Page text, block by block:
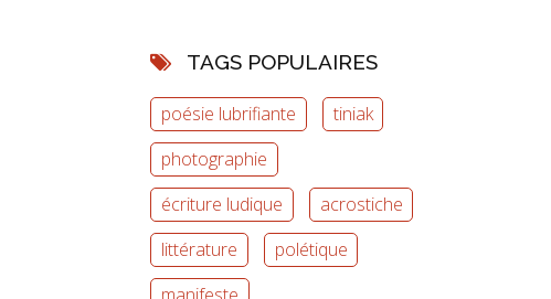
TAGS POPULAIRES
poésie lubrifiante
tiniak
photographie
écriture ludique
acrostiche
littérature
polétique